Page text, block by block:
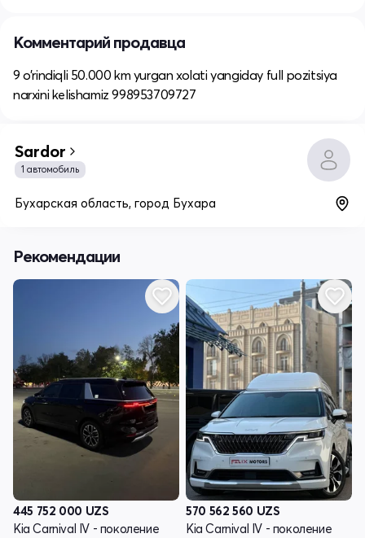
Комментарий продавца
9 o’rindiqli 50.000 km yurgan xolati yangiday full pozitsiya
narxini kelishamiz 998953709727
Sardor
1 автомобиль
Бухарская область, город Бухара
Рекомендации
445 752 000 UZS
Kia Carnival IV - поколение
570 562 560 UZS
Kia Carnival IV - поколение